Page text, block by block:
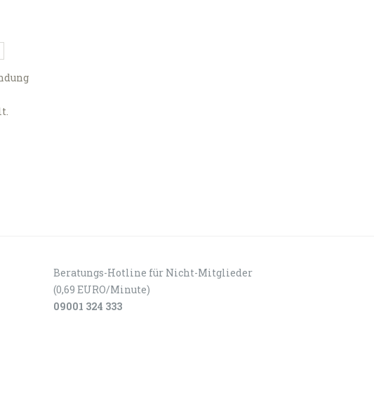
Beratungs-Hotline für Nicht-Mitglieder
(0,69 EURO/Minute)
09001 324 333